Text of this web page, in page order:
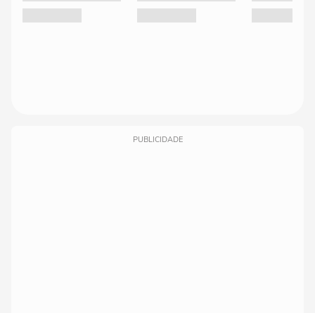
PUBLICIDADE